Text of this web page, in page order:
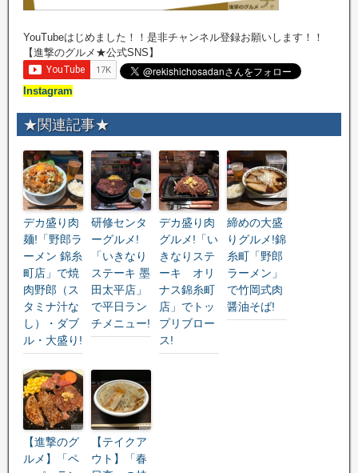
YouTubeはじめました！！是非チャンネル登録お願いします！！
【進撃のグルメ★公式SNS】
Instagram
★関連記事★
デカ盛り肉
麺!「野郎ラ
ーメン 錦糸
町店」で焼
肉野郎（ス
タミナ汁な
し）・ダブ
ル・大盛り!
研修センタ
ーグルメ!
「いきなり
ステーキ 墨
田太平店」
で平日ラン
チメニュー!
デカ盛り肉
グルメ!「い
きなりステ
ーキ オリ
ナス錦糸町
店」でトッ
プリブロー
ス!
締めの大盛
りグルメ!錦
糸町「野郎
ラーメン」
で竹岡式肉
醤油そば!
【進撃のグ
ルメ】「ペ
【テイクア
ウト】「春